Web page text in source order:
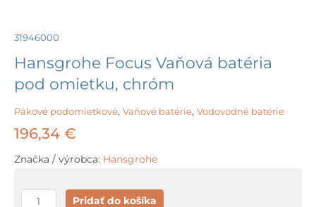
31946000
Hansgrohe Focus Vaňová batéria
pod omietku, chróm
Pákové podomietkové, Vaňové batérie, Vodovodné batérie
196,34 €
Značka / výrobca: Hansgrohe
množstvo
Pridať do košíka